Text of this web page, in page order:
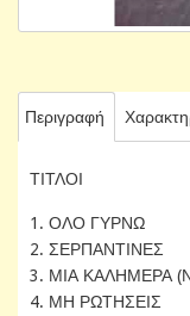
Περιγραφή
ΤΙΤΛΟΙ
1. ΟΛΟ ΓΥΡΝΩ
2. ΣΕΡΠΑΝΤΙΝΕΣ
3. ΜΙΑ ΚΑΛΗΜΕΡΑ
4. ΜΗ ΡΩΤΗΣΕΙΣ